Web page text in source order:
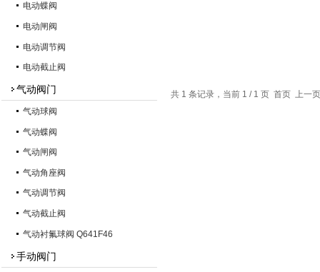
电动蝶阀
电动闸阀
电动调节阀
电动截止阀
气动阀门
气动球阀
气动蝶阀
气动闸阀
气动角座阀
气动调节阀
气动截止阀
气动衬氟球阀 Q641F46
手动阀门
共 1 条记录，当前 1 / 1 页 首页 上一